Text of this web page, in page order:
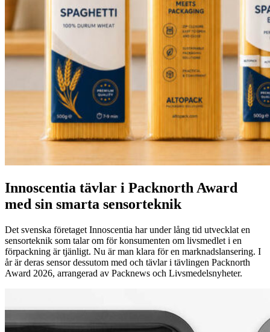
Innoscentia tävlar i Packnorth Award
med sin smarta sensorteknik
Det svenska företaget Innoscentia har under lång tid utvecklat en
sensorteknik som talar om för konsumenten om livsmedlet i en
förpackning är tjänligt. Nu är man klara för en marknadslansering. I
år är deras sensor dessutom med och tävlar i tävlingen Packnorth
Award 2026, arrangerad av Packnews och Livsmedelsnyheter.